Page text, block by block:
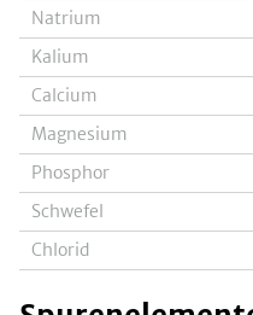
Natrium
Kalium
Calcium
Magnesium
Phosphor
Schwefel
Chlorid